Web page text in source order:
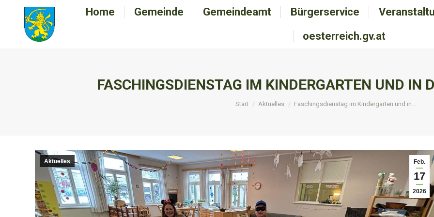
Home Gemeinde Gemeindeamt Bürgerservice
oesterreich.gv.at
FASCHINGSDIENSTAG IM KINDERGARTEN UND IN
Sie befinden sich hier:
Start Aktuelles Faschingsdienstag im Kindergarten und in…
Feb.
17
2026
Aktuelles
Home Gemeinde Gemeindeamt Bürgerservice
oesterreich.gv.at